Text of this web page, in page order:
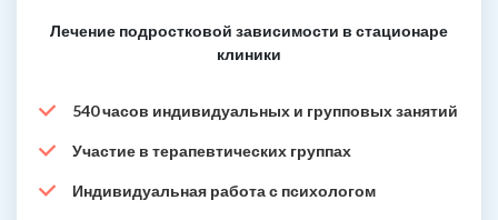
Лечение подростковой зависимости в стационаре
клиники
540 часов индивидуальных и групповых занятий
Участие в терапевтических группах
Индивидуальная работа с психологом